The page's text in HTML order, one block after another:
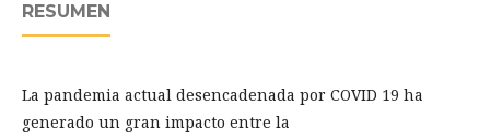
RESUMEN
La pandemia actual desencadenada por COVID 19 ha
generado un gran impacto entre la